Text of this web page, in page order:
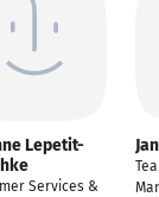
Lepetit-
Services &